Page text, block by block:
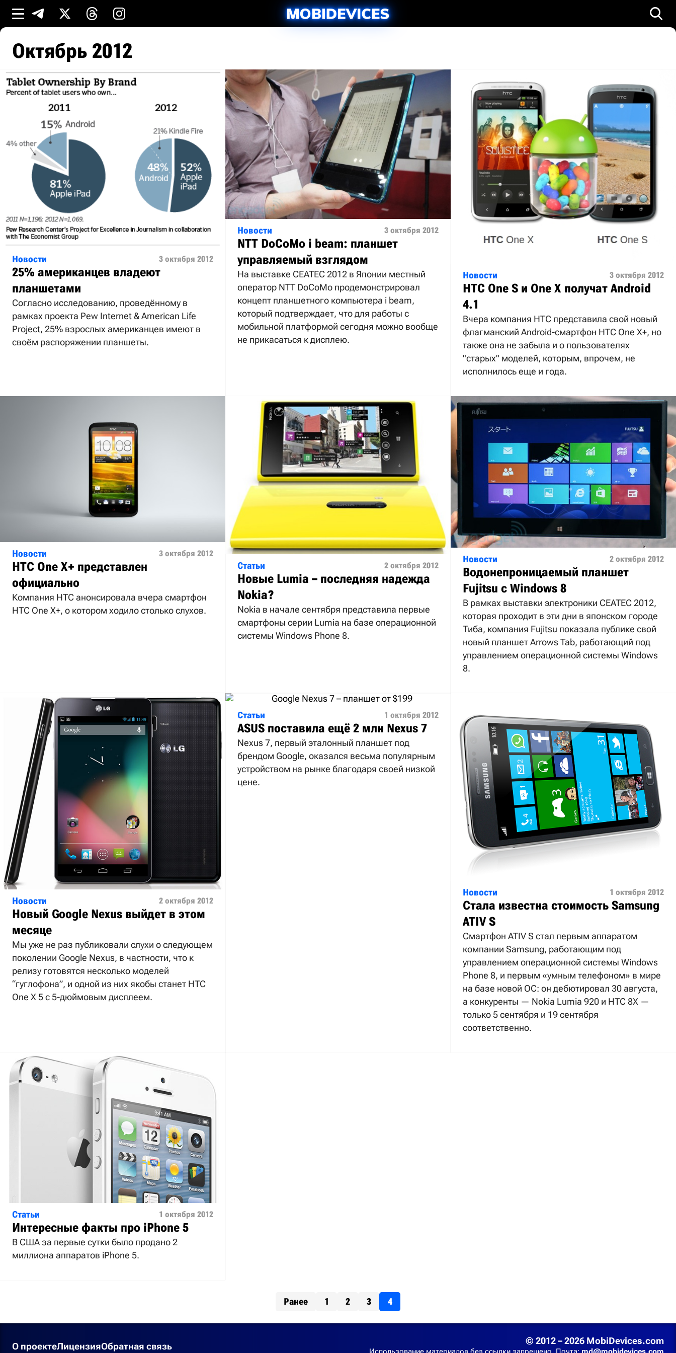
Октябрь 2012
Новости 3 октября 2012
25% американцев владеют
планшетами
Согласно исследованию, проведённому в
рамках проекта Pew Internet & American Life
Project, 25% взрослых американцев имеют в
своём распоряжении планшеты.
Новости 3 октября 2012
NTT DoCoMo i beam: планшет
управляемый взглядом
На выставке CEATEC 2012 в Японии местный
оператор NTT DoCoMo продемонстрировал
концепт планшетного компьютера i beam,
который подтверждает, что для работы с
мобильной платформой сегодня можно вообще
не прикасаться к дисплею.
Новости 3 октября 2012
HTC One S и One X получат Android
4.1
Вчера компания HTC представила свой новый
флагманский Android-смартфон HTC One X+, но
также она не забыла и о пользователях
"старых" моделей, которым, впрочем, не
исполнилось еще и года.
Новости 3 октября 2012
HTC One X+ представлен
официально
Компания HTC анонсировала вчера смартфон
HTC One X+, о котором ходило столько слухов.
Статьи 2 октября 2012
Новые Lumia – последняя надежда
Nokia?
Nokia в начале сентября представила первые
смартфоны серии Lumia на базе операционной
системы Windows Phone 8.
Новости 2 октября 2012
Водонепроницаемый планшет
Fujitsu с Windows 8
В рамках выставки электроники CEATEC 2012,
которая проходит в эти дни в японском городе
Тиба, компания Fujitsu показала публике свой
новый планшет Arrows Tab, работающий под
управлением операционной системы Windows
8.
Новости 2 октября 2012
Новый Google Nexus выйдет в этом
месяце
Мы уже не раз публиковали слухи о следующем
поколении Google Nexus, в частности, что к
релизу готовятся несколько моделей
“гуглофона”, и одной из них якобы станет HTC
One X 5 с 5-дюймовым дисплеем.
Статьи 1 октября 2012
ASUS поставила ещё 2 млн Nexus 7
Nexus 7, первый эталонный планшет под
брендом Google, оказался весьма популярным
устройством на рынке благодаря своей низкой
цене.
Новости 1 октября 2012
Стала известна стоимость Samsung
ATIV S
Смартфон ATIV S стал первым аппаратом
компании Samsung, работающим под
управлением операционной системы Windows
Phone 8, и первым «умным телефоном» в мире
на базе новой ОС: он дебютировал 30 августа,
а конкуренты — Nokia Lumia 920 и HTC 8X —
только 5 сентября и 19 сентября
соответственно.
Статьи 1 октября 2012
Интересные факты про iPhone 5
В США за первые сутки было продано 2
миллиона аппаратов iPhone 5.
Ранее 1 2 3 4
О проектеЛицензияОбратная связь © 2012 – 2026 MobiDevices.com